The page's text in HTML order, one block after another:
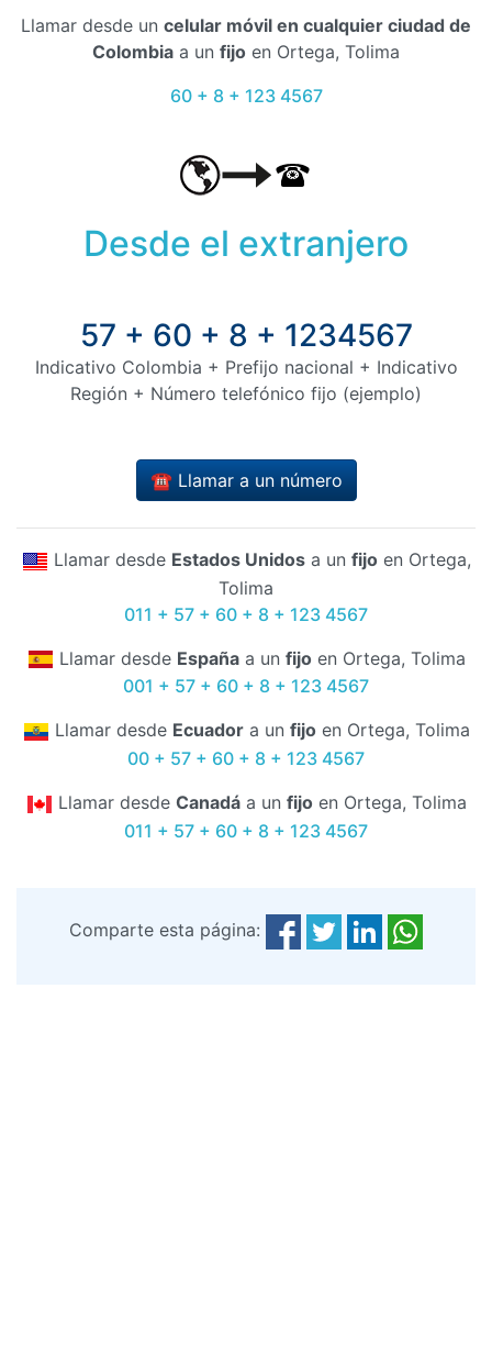
Llamar desde un celular móvil en cualquier ciudad de
Colombia a un fijo en Ortega, Tolima
60 + 8 + 123 4567
Desde el extranjero
57 + 60 + 8 + 1234567
Indicativo Colombia + Prefijo nacional + Indicativo
Región + Número telefónico fijo (ejemplo)
☎️ Llamar a un número
Llamar desde Estados Unidosa un fijoen Ortega,
Tolima
011 + 57 + 60 + 8 + 123 4567
Llamar desde Españaa un fijoen Ortega, Tolima
001 + 57 + 60 + 8 + 123 4567
Llamar desde Ecuadora un fijoen Ortega, Tolima
00 + 57 + 60 + 8 + 123 4567
Llamar desde Canadáa un fijoen Ortega, Tolima
011 + 57 + 60 + 8 + 123 4567
Comparte esta página: